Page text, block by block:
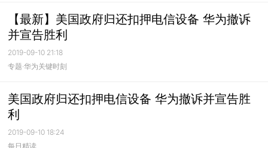
【最新】美国政府归还扣押电信设备 华为撤诉
并宣告胜利
2019-09-10 21:18
专题·华为关键时刻
美国政府归还扣押电信设备 华为撤诉并宣告胜
利
2019-09-10 18:24
每日精读